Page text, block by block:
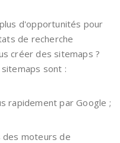
d'opportunités pour
de recherche
créer des sitemaps ?
sont :
rapidement par Google ;
moteurs de